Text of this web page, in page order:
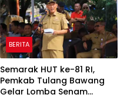
BERITA
Semarak HUT ke-81 RI,
Pemkab Tulang Bawang
Gelar Lomba Senam